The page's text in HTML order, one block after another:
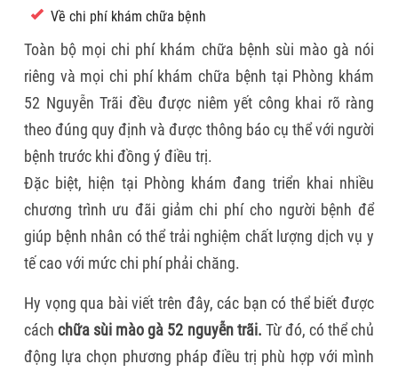
Về chi phí khám chữa bệnh
Toàn bộ mọi chi phí khám chữa bệnh sùi mào gà nói
riêng và mọi chi phí khám chữa bệnh tại Phòng khám
52 Nguyễn Trãi đều được niêm yết công khai rõ ràng
theo đúng quy định và được thông báo cụ thể với người
bệnh trước khi đồng ý điều trị.
Đặc biệt, hiện tại Phòng khám đang triển khai nhiều
chương trình ưu đãi giảm chi phí cho người bệnh để
giúp bệnh nhân có thể trải nghiệm chất lượng dịch vụ y
tế cao với mức chi phí phải chăng.
Hy vọng qua bài viết trên đây, các bạn có thể biết được
cáchchữa sùi mào gà 52 nguyễn trãi. Từ đó, có thể chủ
động lựa chọn phương pháp điều trị phù hợp với mình